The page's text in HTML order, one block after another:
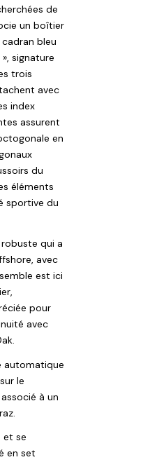
de
un boîtier
bleu
signature
trois
avec
index
assurent
en
du
éléments
sportive du
qui a
avec
est ici
pour
avec
automatique
le
à un
et se
en set